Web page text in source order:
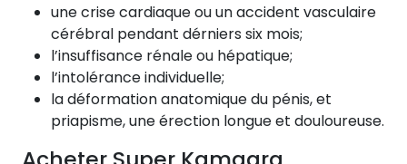
une crise cardiaque ou un accident vasculaire
cérébral pendant dérniers six mois;
l’insuffisance rénale ou hépatique;
l’intolérance individuelle;
la déformation anatomique du pénis, et
priapisme, une érection longue et douloureuse.